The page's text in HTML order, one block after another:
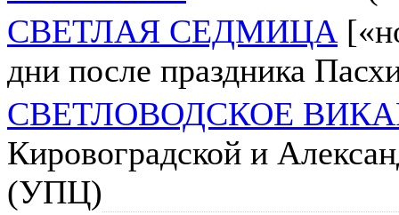
СВЕТЛАЯ СЕДМИЦА
дни после праздника
СВЕТЛОВОДСКОЕ
Кировоградской и
(УПЦ)